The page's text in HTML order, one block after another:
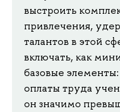
выстроить
привлечения,
талантов в этой
включать, как
базовые
оплаты труда
он значимо